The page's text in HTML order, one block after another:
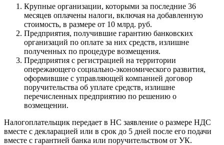
Крупные организации, которыми за последние 36
месяцев оплачены налоги, включая на добавленную
стоимость, в размере от 10 млрд. руб.
Предприятия, получившие гарантию банковских
организаций по оплате за них средств, излишне
полученных по процедуре возмещения.
Предприятия с регистрацией на территории
опережающего социально-экономического развития,
оформившие с управляющей компанией договор
поручительства об уплате средств, излишне
перечисленных предприятию по решению о
возмещении.
Налогоплательщик передает в НС заявление о размере НДС
вместе с декларацией или в срок до 5 дней после его подачи
вместе с гарантией банка или поручительством от УК.